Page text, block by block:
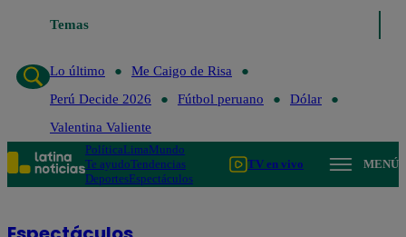
Temas
Lo último
Me Caigo de Risa
Perú Decide 2026
Fútbol peruano
Dólar
Valentina Valiente
PolíticaLimaMundo
Te ayudoTendencias
DeportesEspectáculos
TV en vivo MENÚ